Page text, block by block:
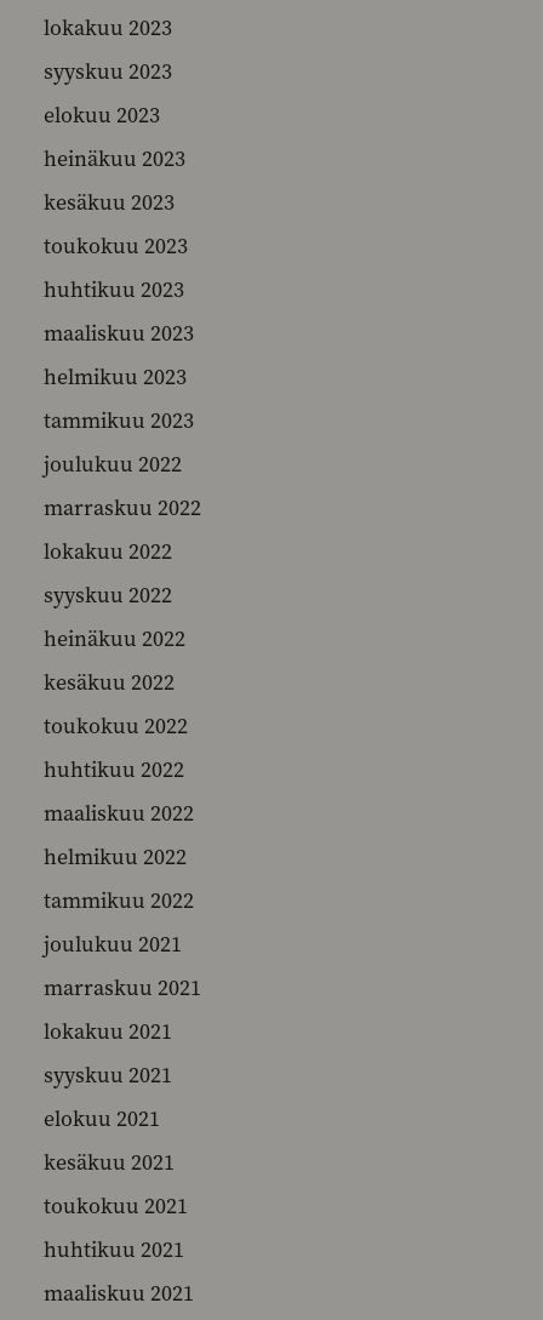
lokakuu 2023
syyskuu 2023
elokuu 2023
heinäkuu 2023
kesäkuu 2023
toukokuu 2023
huhtikuu 2023
maaliskuu 2023
helmikuu 2023
tammikuu 2023
joulukuu 2022
marraskuu 2022
lokakuu 2022
syyskuu 2022
heinäkuu 2022
kesäkuu 2022
toukokuu 2022
huhtikuu 2022
maaliskuu 2022
helmikuu 2022
tammikuu 2022
joulukuu 2021
marraskuu 2021
lokakuu 2021
syyskuu 2021
elokuu 2021
kesäkuu 2021
toukokuu 2021
huhtikuu 2021
maaliskuu 2021